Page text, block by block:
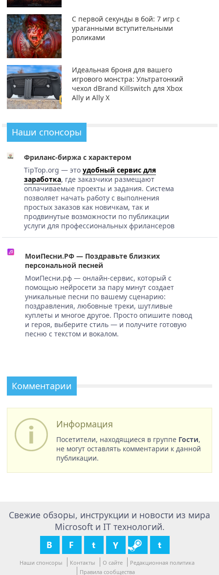
С первой секунды в бой: 7 игр с
ураганными вступительными
роликами
Идеальная броня для вашего
игрового монстра: Ультратонкий
чехол dBrand Killswitch для Xbox
Ally и Ally X
Наши спонсоры
Фриланс-биржа с характером
TipTop.org — это удобный сервис для
заработка, где заказчики размещают
оплачиваемые проекты и задания. Система
позволяет начать работу с выполнения
простых заказов как новичкам, так и
продвинутые возможности по публикации
услуги для профессиональных фрилансеров
МоиПесни.РФ — Поздравьте близких
персональной песней
МоиПесни.рф — онлайн-сервис, который с
помощью нейросети за пару минут создает
уникальные песни по вашему сценарию:
поздравления, любовные треки, шутливые
куплеты и многое другое. Просто опишите повод
и героя, выберите стиль — и получите готовую
песню с текстом и вокалом.
Комментарии
Информация
Посетители, находящиеся в группе Гости,
не могут оставлять комментарии к данной
публикации.
Свежие обзоры, инструкции и новости из мира
Microsoft и IT технологий.
Наши спонсоры Контакты О сайте
Редакционная политика
Правила сообщества